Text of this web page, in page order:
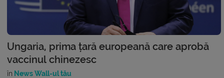
Ungaria, prima țară europeană care aprobă
vaccinul chinezesc
în News Wall-ul tău